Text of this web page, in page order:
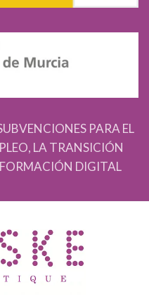
PARA EL
LA TRANSICIÓN
DIGITAL